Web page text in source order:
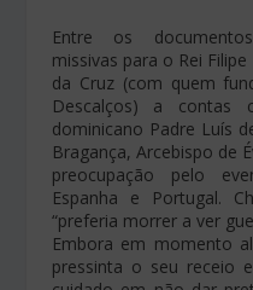
Entre os
missivas para o Rei
da Cruz (com quem
Descalços) a
dominicano Padre Luís
Bragança, Arcebispo de
preocupação pelo
Espanha e Portugal.
“preferia morrer a ver
Embora em momento
pressinta o seu receio